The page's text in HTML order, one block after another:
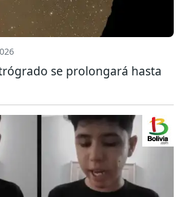
se prolongará hasta